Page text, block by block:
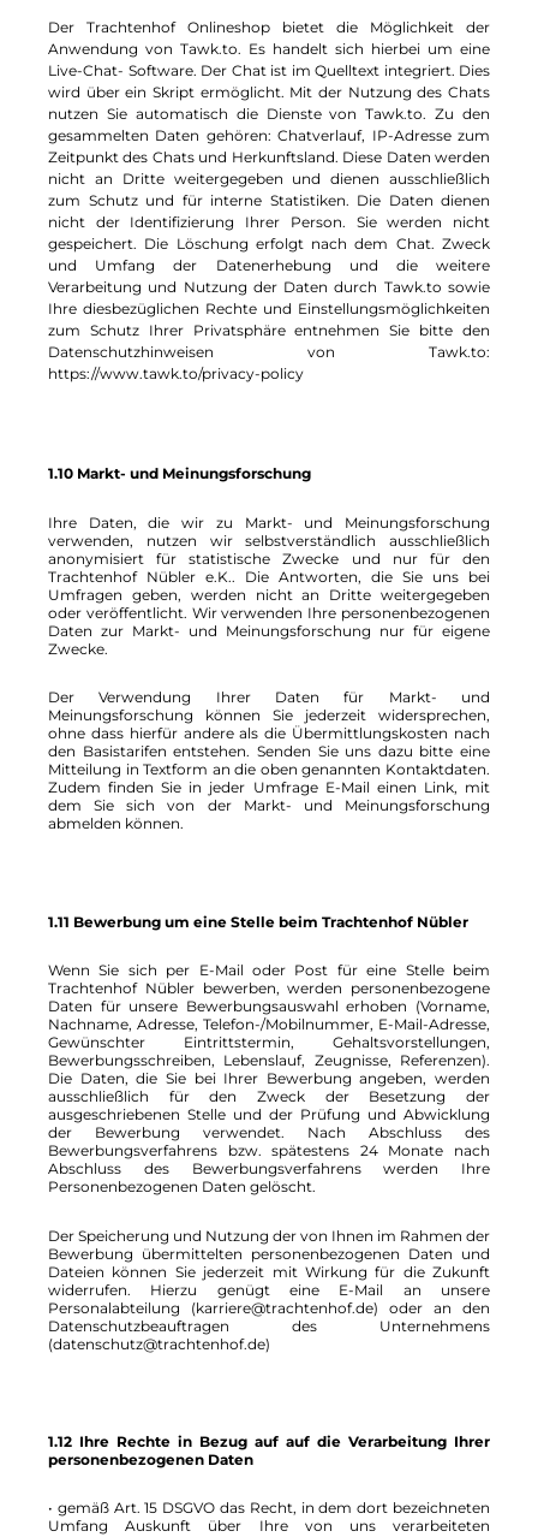
Der Trachtenhof Onlineshop bietet die Möglichkeit der
Anwendung von Tawk.to. Es handelt sich hierbei um eine
Live-Chat- Software. Der Chat ist im Quelltext integriert. Dies
wird über ein Skript ermöglicht. Mit der Nutzung des Chats
nutzen Sie automatisch die Dienste von Tawk.to. Zu den
gesammelten Daten gehören: Chatverlauf, IP-Adresse zum
Zeitpunkt des Chats und Herkunftsland. Diese Daten werden
nicht an Dritte weitergegeben und dienen ausschließlich
zum Schutz und für interne Statistiken. Die Daten dienen
nicht der Identifizierung Ihrer Person. Sie werden nicht
gespeichert. Die Löschung erfolgt nach dem Chat. Zweck
und Umfang der Datenerhebung und die weitere
Verarbeitung und Nutzung der Daten durch Tawk.to sowie
Ihre diesbezüglichen Rechte und Einstellungsmöglichkeiten
zum Schutz Ihrer Privatsphäre entnehmen Sie bitte den
Datenschutzhinweisen von Tawk.to:
https://www.tawk.to/privacy-policy
1.10 Markt- und Meinungsforschung
Ihre Daten, die wir zu Markt- und Meinungsforschung
verwenden, nutzen wir selbstverständlich ausschließlich
anonymisiert für statistische Zwecke und nur für den
Trachtenhof Nübler e.K.. Die Antworten, die Sie uns bei
Umfragen geben, werden nicht an Dritte weitergegeben
oder veröffentlicht. Wir verwenden Ihre personenbezogenen
Daten zur Markt- und Meinungsforschung nur für eigene
Zwecke.
Der Verwendung Ihrer Daten für Markt- und
Meinungsforschung können Sie jederzeit widersprechen,
ohne dass hierfür andere als die Übermittlungskosten nach
den Basistarifen entstehen. Senden Sie uns dazu bitte eine
Mitteilung in Textform an die oben genannten Kontaktdaten.
Zudem finden Sie in jeder Umfrage E-Mail einen Link, mit
dem Sie sich von der Markt- und Meinungsforschung
abmelden können.
1.11 Bewerbung um eine Stelle beim Trachtenhof Nübler
Wenn Sie sich per E-Mail oder Post für eine Stelle beim
Trachtenhof Nübler bewerben, werden personenbezogene
Daten für unsere Bewerbungsauswahl erhoben (Vorname,
Nachname, Adresse, Telefon-/Mobilnummer, E-Mail-Adresse,
Gewünschter Eintrittstermin, Gehaltsvorstellungen,
Bewerbungsschreiben, Lebenslauf, Zeugnisse, Referenzen).
Die Daten, die Sie bei Ihrer Bewerbung angeben, werden
ausschließlich für den Zweck der Besetzung der
ausgeschriebenen Stelle und der Prüfung und Abwicklung
der Bewerbung verwendet. Nach Abschluss des
Bewerbungsverfahrens bzw. spätestens 24 Monate nach
Abschluss des Bewerbungsverfahrens werden Ihre
Personenbezogenen Daten gelöscht.
Der Speicherung und Nutzung der von Ihnen im Rahmen der
Bewerbung übermittelten personenbezogenen Daten und
Dateien können Sie jederzeit mit Wirkung für die Zukunft
widerrufen. Hierzu genügt eine E-Mail an unsere
Personalabteilung (karriere@trachtenhof.de) oder an den
Datenschutzbeauftragen des Unternehmens
(datenschutz@trachtenhof.de)
1.12 Ihre Rechte in Bezug auf auf die Verarbeitung Ihrer
personenbezogenen Daten
• gemäß Art. 15 DSGVO das Recht, in dem dort bezeichneten
Umfang Auskunft über Ihre von uns verarbeiteten